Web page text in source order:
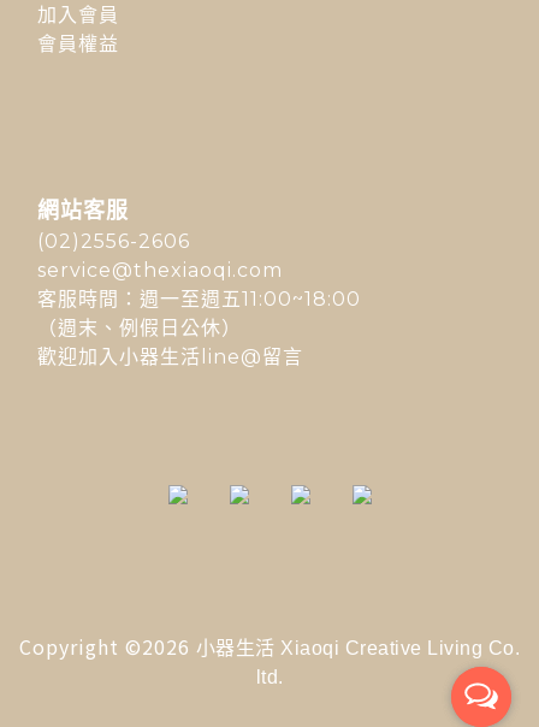
加入會員
會員權益
網站客服
(02)2556-2606
service@thexiaoqi.com
客服時間：週一至週五11:00~18:00
（週末、例假日公休）
歡迎加入小器生活line@留言
Copyright ©2026 小器生活 Xiaoqi Creative Living Co.
ltd.